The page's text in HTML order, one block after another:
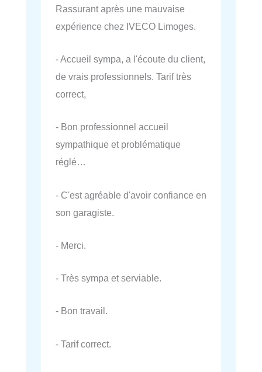
Rassurant après une mauvaise
expérience chez IVECO Limoges.
- Accueil sympa, a l'écoute du client,
de vrais professionnels. Tarif très
correct,
- Bon professionnel accueil
sympathique et problématique
réglé…
- C'est agréable d'avoir confiance en
son garagiste.
- Merci.
- Très sympa et serviable.
- Bon travail.
- Tarif correct.